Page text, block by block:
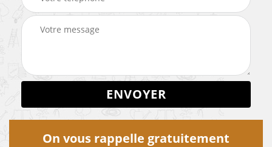
On vous rappelle gratuitement